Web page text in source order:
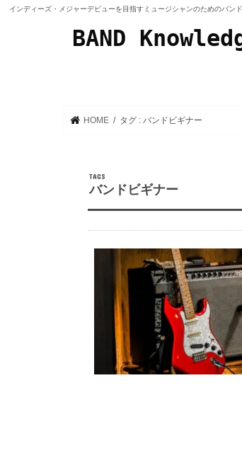
インディーズ・メジャーデビューを目指すミュージシャンのためのバン
BAND
HOME タグ : バンドビギナー
バンドビギナー